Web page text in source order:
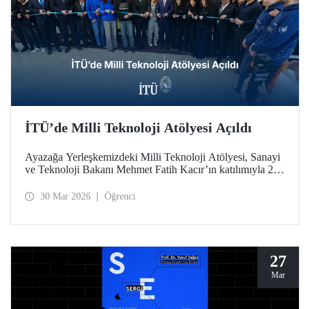
İTÜ’de Milli Teknoloji Atölyesi Açıldı
Ayazağa Yerleşkemizdeki Milli Teknoloji Atölyesi, Sanayi
ve Teknoloji Bakanı Mehmet Fatih Kacır’ın katılımıyla 27
30 Mar 2026 Öğrenci
27
Mar